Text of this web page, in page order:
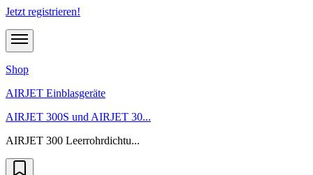
Jetzt registrieren!
Shop
AIRJET Einblasgeräte
AIRJET 300S und AIRJET 30...
AIRJET 300 Leerrohrdichtu...